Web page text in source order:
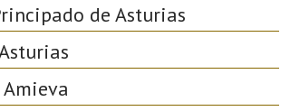
de Asturias